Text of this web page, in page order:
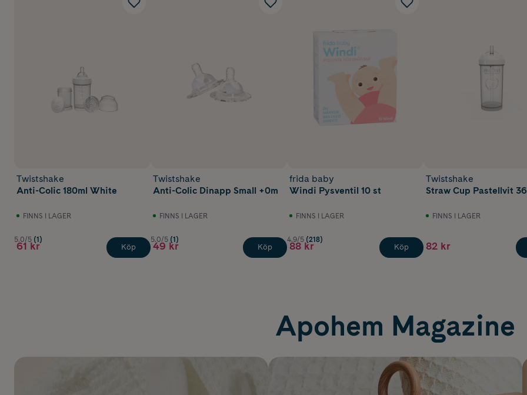
Twistshake
Anti-Colic 180ml White
FINNS I LAGER
5.0/5 (1)
61 kr Köp
Twistshake
Anti-Colic Dinapp Small +0m
FINNS I LAGER
5.0/5 (1)
49 kr Köp
frida baby
Windi Pysventil 10 st
FINNS I LAGER
4.9/5 (218)
88 kr Köp
Twistshake
Straw Cup Pastellvit
FINNS I LAGER
82 kr
Apohem Magazine